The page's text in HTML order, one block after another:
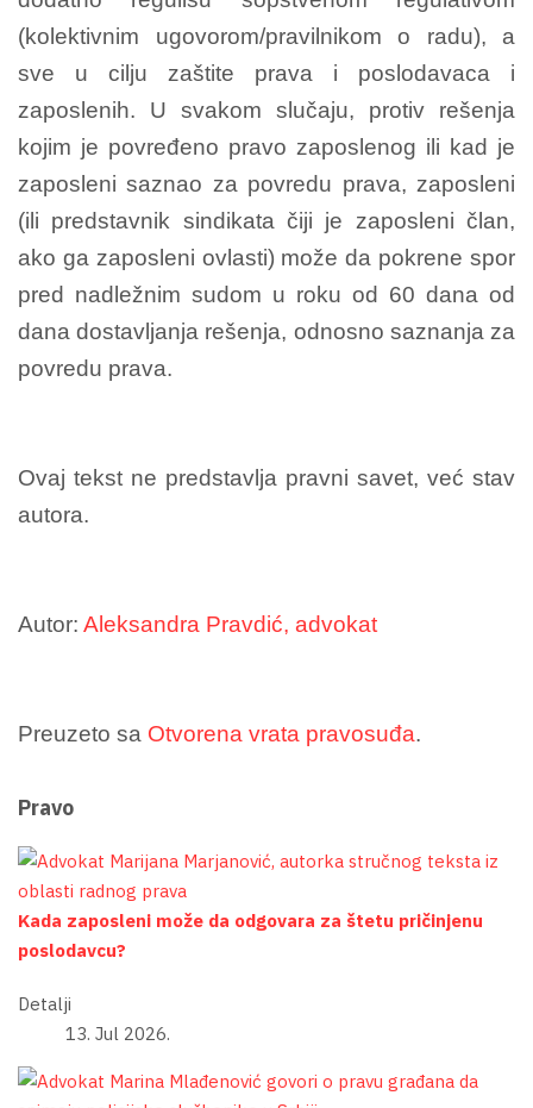
(kolektivnim ugovorom/pravilnikom o radu), a
sve u cilju zaštite prava i poslodavaca i
zaposlenih. U svakom slučaju, protiv rešenja
kojim je povređeno pravo zaposlenog ili kad je
zaposleni saznao za povredu prava, zaposleni
(ili predstavnik sindikata čiji je zaposleni član,
ako ga zaposleni ovlasti) može da pokrene spor
pred nadležnim sudom u roku od 60 dana od
dana dostavljanja rešenja, odnosno saznanja za
povredu prava.
Ovaj tekst ne predstavlja pravni savet, već stav
autora.
Autor: Aleksandra Pravdić, advokat
Preuzeto sa Otvorena vrata pravosuđa.
Pravo
Kada zaposleni može da odgovara za štetu pričinjenu
poslodavcu?
Detalji
13. Jul 2026.